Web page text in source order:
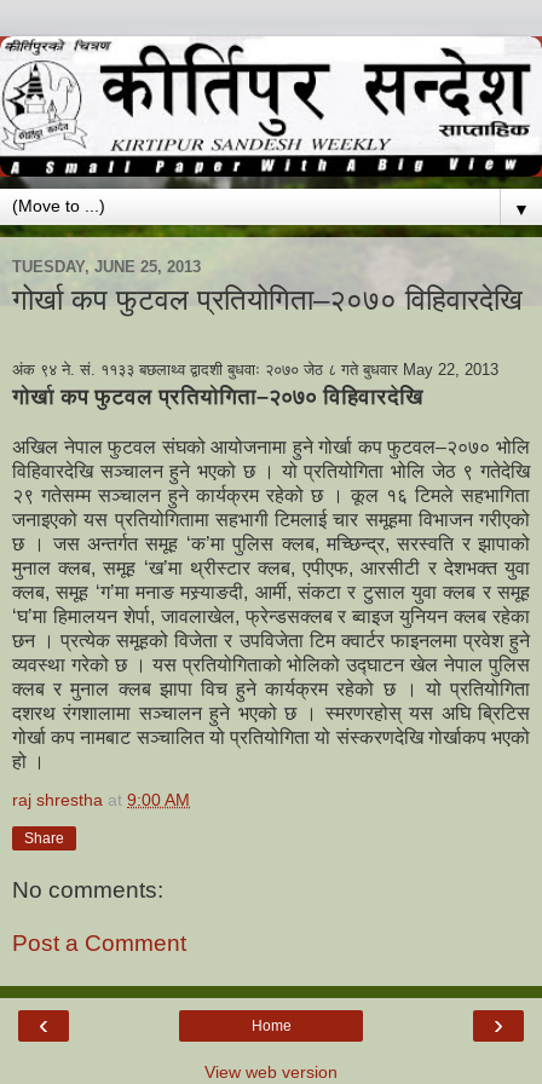
▼
TUESDAY, JUNE 25, 2013
गोर्खा कप फुटवल प्रतियोगिता–२०७० विहिवारदेखि
अंक ९४ ने. सं. ११३३ बछलाथ्व द्वादशी बुधवाः २०७० जेठ ८ गते बुधवार May 22, 2013
गोर्खा कप फुटवल प्रतियोगिता–२०७० विहिवारदेखि
अखिल नेपाल फुटवल संघको आयोजनामा हुने गोर्खा कप फुटवल–२०७० भोलि
विहिवारदेखि सञ्चालन हुने भएको छ । यो प्रतियोगिता भोलि जेठ ९ गतेदेखि
२९ गतेसम्म सञ्चालन हुने कार्यक्रम रहेको छ । कूल १६ टिमले सहभागिता
जनाइएको यस प्रतियोगितामा सहभागी टिमलाई चार समूहमा विभाजन गरीएको
छ । जस अन्तर्गत समूह ‘क’मा पुलिस क्लब, मच्छिन्द्र, सरस्वति र झापाको
मुनाल क्लब, समूह ‘ख’मा थ्रीस्टार क्लब, एपीएफ, आरसीटी र देशभक्त युवा
क्लब, समूह ‘ग’मा मनाङ मस्र्याङदी, आर्मी, संकटा र टुसाल युवा क्लब र समूह
‘घ’मा हिमालयन शेर्पा, जावलाखेल, फ्रेन्डसक्लब र ब्वाइज युनियन क्लब रहेका
छन । प्रत्येक समूहको विजेता र उपविजेता टिम क्वार्टर फाइनलमा प्रवेश हुने
व्यवस्था गरेको छ । यस प्रतियोगिताको भोलिको उद्घाटन खेल नेपाल पुलिस
क्लब र मुनाल क्लब झापा विच हुने कार्यक्रम रहेको छ । यो प्रतियोगिता
दशरथ रंगशालामा सञ्चालन हुने भएको छ । स्मरणरहोस् यस अघि ब्रिटिस
गोर्खा कप नामबाट सञ्चालित यो प्रतियोगिता यो संस्करणदेखि गोर्खाकप भएको
हो ।
raj shrestha at 9:00 AM
Share
No comments:
Post a Comment
‹ ›
Home
View web version